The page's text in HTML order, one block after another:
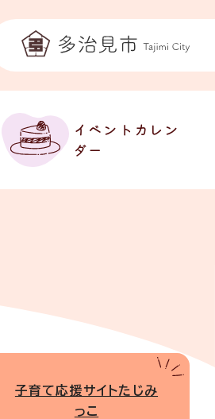
イベントカレン
ダー
子育て応援サイトたじみ
っこ